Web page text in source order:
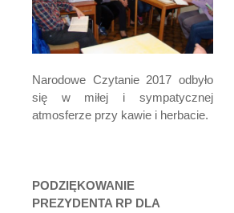
Narodowe Czytanie 2017 odbyło
się w miłej i sympatycznej
atmosferze przy kawie i herbacie.
PODZIĘKOWANIE
PREZYDENTA RP DLA